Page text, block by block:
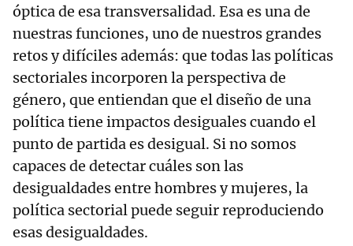
óptica de esa transversalidad. Esa es una de
nuestras funciones, uno de nuestros grandes
retos y difíciles además: que todas las políticas
sectoriales incorporen la perspectiva de
género, que entiendan que el diseño de una
política tiene impactos desiguales cuando el
punto de partida es desigual. Si no somos
capaces de detectar cuáles son las
desigualdades entre hombres y mujeres, la
política sectorial puede seguir reproduciendo
esas desigualdades.